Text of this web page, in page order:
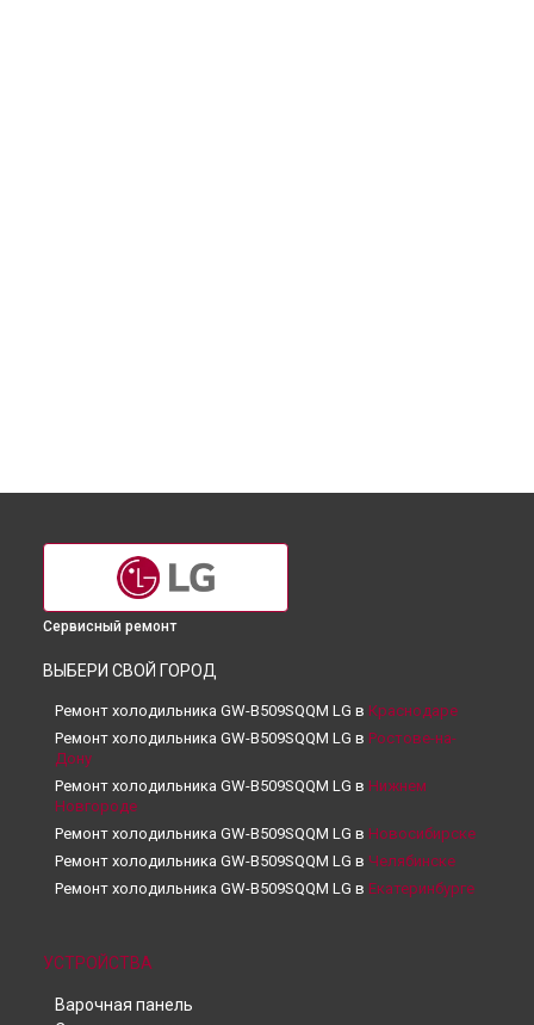
Сервисный ремонт
ВЫБЕРИ СВОЙ ГОРОД
Ремонт холодильника GW-B509SQQM LG в Краснодаре
Ремонт холодильника GW-B509SQQM LG в Ростове-на-
Дону
Ремонт холодильника GW-B509SQQM LG в Нижнем
Новгороде
Ремонт холодильника GW-B509SQQM LG в Новосибирске
Ремонт холодильника GW-B509SQQM LG в Челябинске
Ремонт холодильника GW-B509SQQM LG в Екатеринбурге
Ремонт холодильника GW-B509SQQM LG в
Ремонт холодильника GW-B509SQQM LG в
УСТРОЙСТВА
Варочная панель